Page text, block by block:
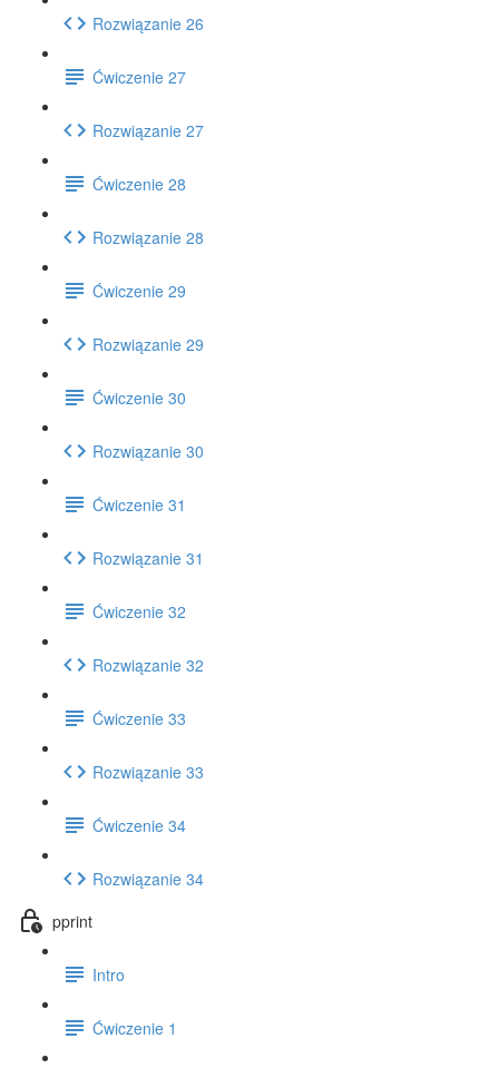
Rozwiązanie 26
Ćwiczenie 27
Rozwiązanie 27
Ćwiczenie 28
Rozwiązanie 28
Ćwiczenie 29
Rozwiązanie 29
Ćwiczenie 30
Rozwiązanie 30
Ćwiczenie 31
Rozwiązanie 31
Ćwiczenie 32
Rozwiązanie 32
Ćwiczenie 33
Rozwiązanie 33
Ćwiczenie 34
Rozwiązanie 34
pprint
Intro
Ćwiczenie 1